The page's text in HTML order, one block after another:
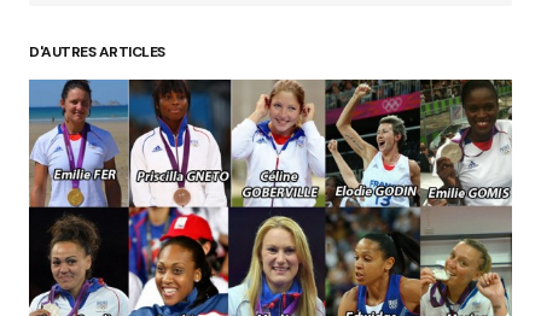
Your Name*
Your E-mail*
Submit Comment
D'AUTRES ARTICLES